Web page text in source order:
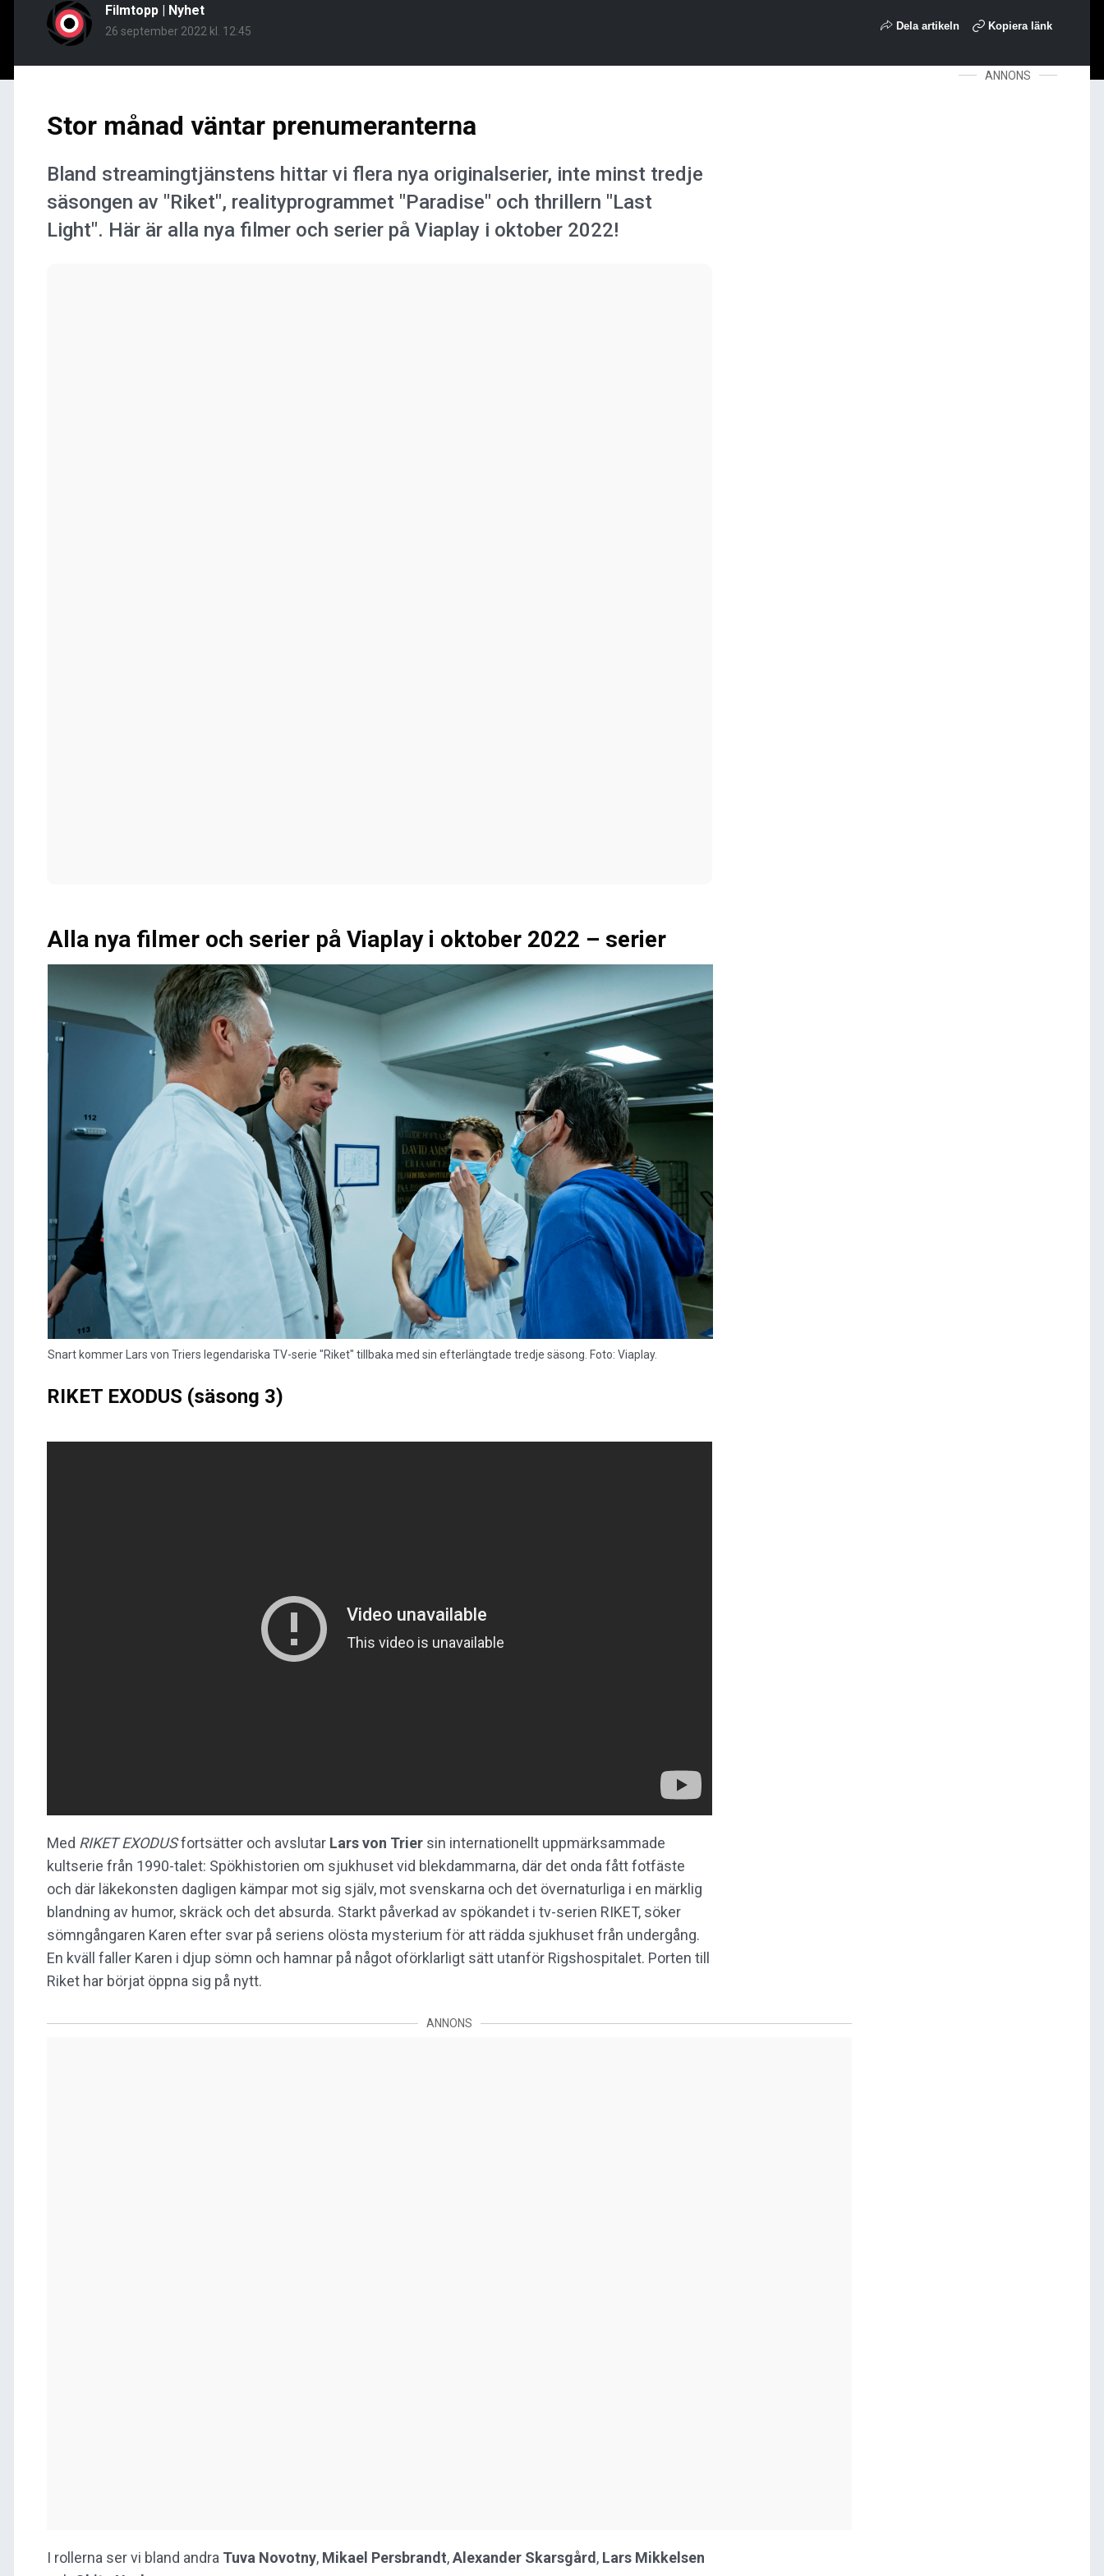
Filmtopp | Nyhet
26 september 2022 kl. 12:45 Dela artikeln Kopiera länk
Stor månad väntar prenumeranterna
Bland streamingtjänstens hittar vi flera nya originalserier, inte minst tredje
säsongen av "Riket", realityprogrammet "Paradise" och thrillern "Last
Light". Här är alla nya filmer och serier på Viaplay i oktober 2022!
Alla nya filmer och serier på Viaplay i oktober 2022 – serier
Snart kommer Lars von Triers legendariska TV-serie "Riket" tillbaka med sin efterlängtade tredje säsong. Foto: Viaplay.
RIKET EXODUS (säsong 3)
Med RIKET EXODUSfortsätter och avslutar Lars von Trier sin internationellt uppmärksammade
kultserie från 1990-talet: Spökhistorien om sjukhuset vid blekdammarna, där det onda fått fotfäste
och där läkekonsten dagligen kämpar mot sig själv, mot svenskarna och det övernaturliga i en märklig
blandning av humor, skräck och det absurda. Starkt påverkad av spökandet i tv-serien RIKET, söker
sömngångaren Karen efter svar på seriens olösta mysterium för att rädda sjukhuset från undergång.
En kväll faller Karen i djup sömn och hamnar på något oförklarligt sätt utanför Rigshospitalet. Porten till
Riket har börjat öppna sig på nytt.
ANNONS
I rollerna ser vi bland andra Tuva Novotny, Mikael Persbrandt,Alexander Skarsgård , Lars Mikkelsen
ANNONS